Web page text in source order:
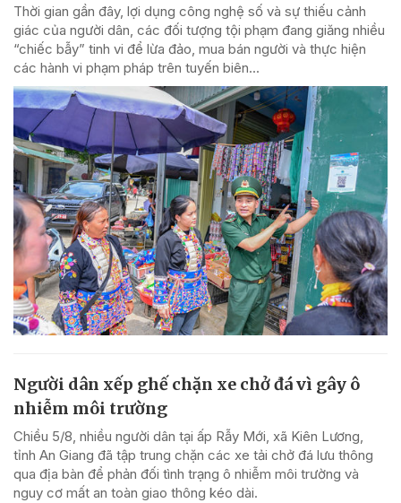
Thời gian gần đây, lợi dụng công nghệ số và sự thiếu cảnh
giác của người dân, các đối tượng tội phạm đang giăng nhiều
“chiếc bẫy” tinh vi để lừa đảo, mua bán người và thực hiện
các hành vi phạm pháp trên tuyến biên...
Người dân xếp ghế chặn xe chở đá vì gây ô
nhiễm môi trường
Chiều 5/8, nhiều người dân tại ấp Rẫy Mới, xã Kiên Lương,
tỉnh An Giang đã tập trung chặn các xe tải chở đá lưu thông
qua địa bàn để phản đối tình trạng ô nhiễm môi trường và
nguy cơ mất an toàn giao thông kéo dài.